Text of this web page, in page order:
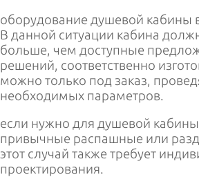
оборудование душевой кабины
В данной ситуации кабина
больше, чем доступные
решений, соответственно
можно только под заказ,
необходимых параметров.
если нужно для душевой
привычные распашные или
этот случай также требует
проектирования.